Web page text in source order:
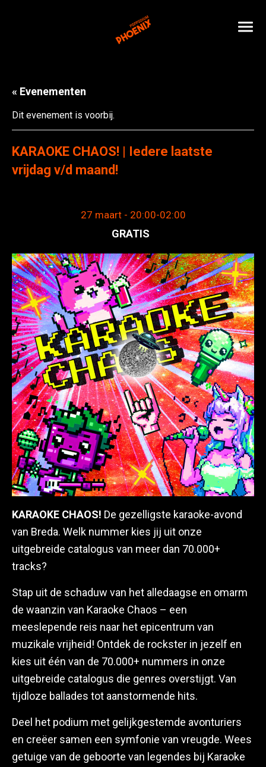
« Evenementen
Dit evenement is voorbij.
KARAOKE CHAOS! | Iedere laatste
vrijdag v/d maand!
27 maart - 20:00-02:00
GRATIS
KARAOKE CHAOS! De gezelligste karaoke-avond
van Breda. Welk nummer kies jij uit onze
uitgebreide catalogus van meer dan 70.000+
tracks?
Stap uit de schaduw van het alledaagse en omarm
de waanzin van Karaoke Chaos – een
meeslepende reis naar het epicentrum van
muzikale vrijheid! Ontdek de rockster in jezelf en
kies uit één van de 70.000+ nummers in onze
uitgebreide catalogus die genres overstijgt. Van
tijdloze ballades tot aanstormende hits.
Deel het podium met gelijkgestemde avonturiers
en creëer samen een symfonie van vreugde. Wees
getuige van de geboorte van legendes bij Karaoke